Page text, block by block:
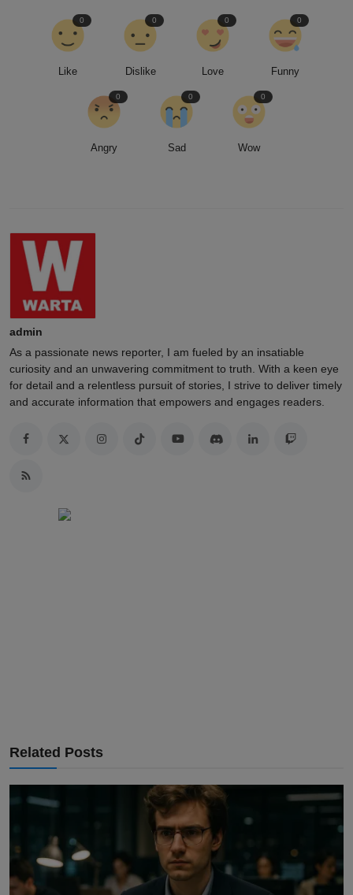
Like
0
Dislike
0
Love
0
Funny
0
Angry
0
Sad
0
Wow
0
admin
As a passionate news reporter, I am fueled by an insatiable
curiosity and an unwavering commitment to truth. With a keen eye
for detail and a relentless pursuit of stories, I strive to deliver timely
and accurate information that empowers and engages readers.
Related Posts